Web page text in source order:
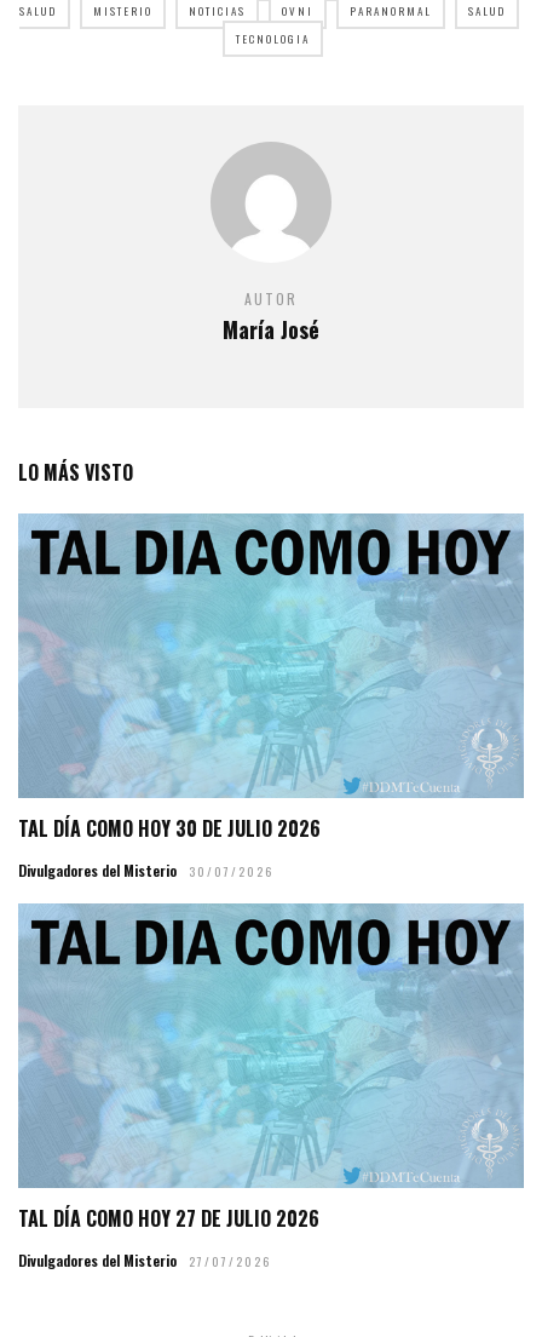
SALUD
MISTERIO NOTICIAS OVNI PARANORMAL
SALUD
TECNOLOGIA
AUTOR
María José
LO MÁS VISTO
TAL DÍA COMO HOY 30 DE JULIO 2026
Divulgadores del Misterio 30/07/2026
TAL DÍA COMO HOY 27 DE JULIO 2026
Divulgadores del Misterio 27/07/2026